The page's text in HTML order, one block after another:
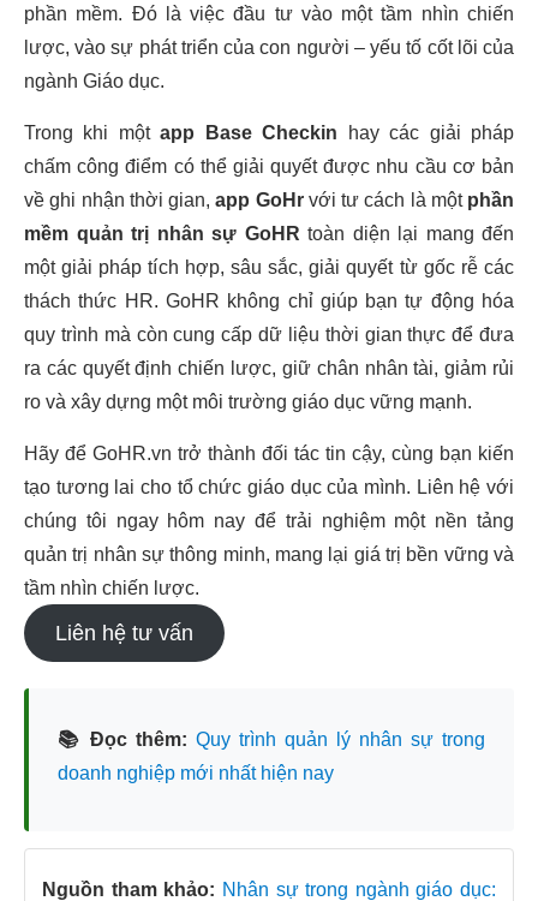
phần mềm. Đó là việc đầu tư vào một tầm nhìn chiến
lược, vào sự phát triển của con người – yếu tố cốt lõi của
ngành Giáo dục.
Trong khi mộtapp Base Checkin hay các giải pháp
chấm công điểm có thể giải quyết được nhu cầu cơ bản
về ghi nhận thời gian,app GoHrvới tư cách là một phần
mềm quản trị nhân sự GoHR toàn diện lại mang đến
một giải pháp tích hợp, sâu sắc, giải quyết từ gốc rễ các
thách thức HR. GoHR không chỉ giúp bạn tự động hóa
quy trình mà còn cung cấp dữ liệu thời gian thực để đưa
ra các quyết định chiến lược, giữ chân nhân tài, giảm rủi
ro và xây dựng một môi trường giáo dục vững mạnh.
Hãy để GoHR.vn trở thành đối tác tin cậy, cùng bạn kiến
tạo tương lai cho tổ chức giáo dục của mình. Liên hệ với
chúng tôi ngay hôm nay để trải nghiệm một nền tảng
quản trị nhân sự thông minh, mang lại giá trị bền vững và
tầm nhìn chiến lược.
Liên hệ tư vấn
📚 Đọc thêm: Quy trình quản lý nhân sự trong
doanh nghiệp mới nhất hiện nay
Nguồn tham khảo: Nhân sự trong ngành giáo dục: